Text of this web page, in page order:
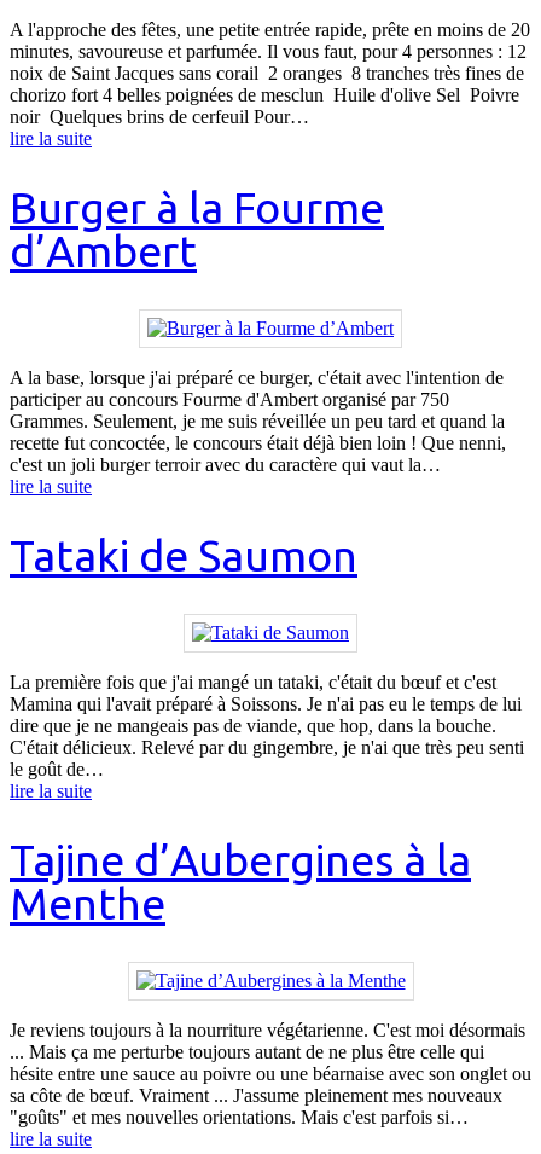
A l'approche des fêtes, une petite entrée rapide, prête en moins de 20
minutes, savoureuse et parfumée. Il vous faut, pour 4 personnes : 12
noix de Saint Jacques sans corail 2 oranges 8 tranches très fines de
chorizo fort 4 belles poignées de mesclun Huile d'olive Sel Poivre
noir Quelques brins de cerfeuil Pour…
lire la suite
Burger à la Fourme
d’Ambert
A la base, lorsque j'ai préparé ce burger, c'était avec l'intention de
participer au concours Fourme d'Ambert organisé par 750
Grammes. Seulement, je me suis réveillée un peu tard et quand la
recette fut concoctée, le concours était déjà bien loin ! Que nenni,
c'est un joli burger terroir avec du caractère qui vaut la…
lire la suite
Tataki de Saumon
La première fois que j'ai mangé un tataki, c'était du bœuf et c'est
Mamina qui l'avait préparé à Soissons. Je n'ai pas eu le temps de lui
dire que je ne mangeais pas de viande, que hop, dans la bouche.
C'était délicieux. Relevé par du gingembre, je n'ai que très peu senti
le goût de…
lire la suite
Tajine d’Aubergines à la
Menthe
Je reviens toujours à la nourriture végétarienne. C'est moi désormais
... Mais ça me perturbe toujours autant de ne plus être celle qui
hésite entre une sauce au poivre ou une béarnaise avec son onglet ou
sa côte de bœuf. Vraiment ... J'assume pleinement mes nouveaux
"goûts" et mes nouvelles orientations. Mais c'est parfois si…
lire la suite